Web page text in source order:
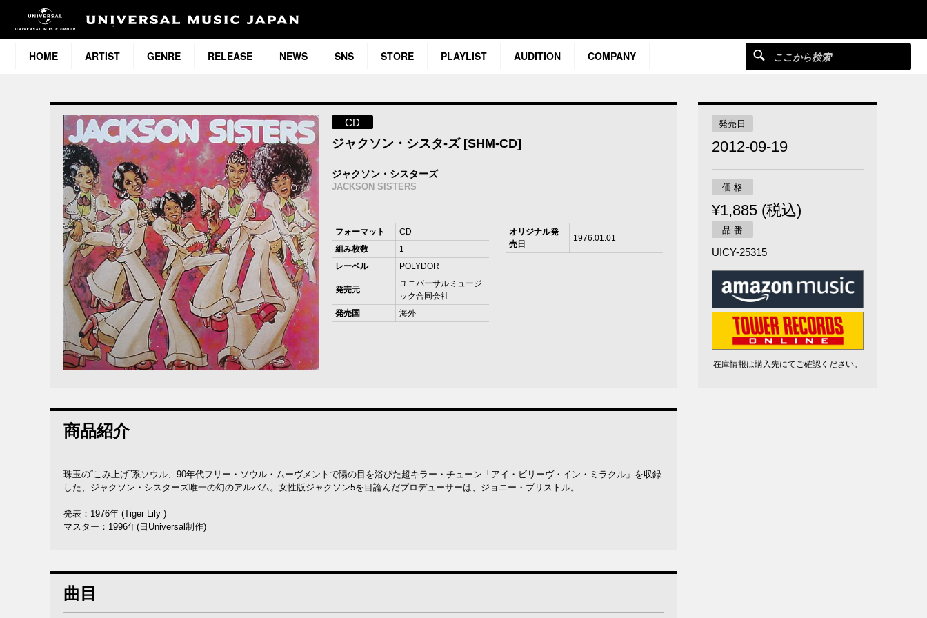
HOME ARTIST GENRE RELEASE NEWS SNS STORE PLAYLIST AUDITION COMPANY
CD
ジャクソン・シスタ-ズ [SHM-CD]
ジャクソン・シスターズ
JACKSON SISTERS
フォーマット
CD
組み枚数
1
レーベル
POLYDOR
発売元
ユニバーサルミュージ
ック合同会社
発売国
海外
オリジナル発
売日
1976.01.01
商品紹介
珠玉の“こみ上げ”系ソウル、90年代フリー・ソウル・ムーヴメントで陽の目を浴びた超キラー・チューン「アイ・ビリーヴ・イン・ミラクル」を収録
した、ジャクソン・シスターズ唯一の幻のアルバム。女性版ジャクソン5を目論んだプロデューサーは、ジョニー・ブリストル。
発表：1976年 (Tiger Lily )
マスター：1996年(日Universal制作)
曲目
発売日
2012-09-19
価 格
¥1,885 (税込)
品 番
UICY-25315
在庫情報は購入先にてご確認ください。